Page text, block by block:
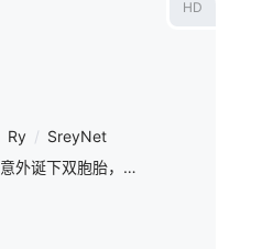
HD
Ry / SreyNet
医生曾严禁丹妮怀孕，她却意外诞下双胞胎，命运的转折让母子三人接连离世。在柬埔寨传统火葬仪式筹备期间，殡葬师与僧侣按习俗处理后事，却接连遭遇毛骨悚然的怪事。停尸间的异响、诵经时的异常干扰、遗体旁的诡异痕